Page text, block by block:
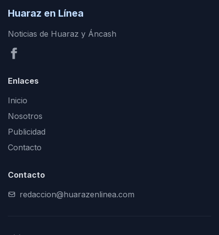
Huaraz en Línea
Noticias de Huaraz y Áncash
Enlaces
Inicio
Nosotros
Publicidad
Contacto
Contacto
redaccion@huarazenlinea.com